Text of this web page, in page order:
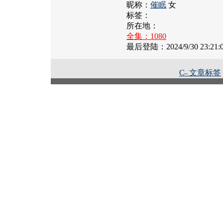
昵称： 催眠 女
标签：
所在地：
全集：1080
最后登陆：2024/9/30
С˵ 文章标签